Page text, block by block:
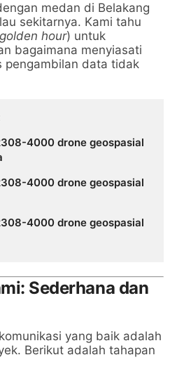
medan di Belakang
sekitarnya. Kami tahu
golden hour) untuk
bagaimana menyiasati
pengambilan data tidak
4000 drone geospasial
4000 drone geospasial
4000 drone geospasial
Sederhana dan
yang baik adalah
Berikut adalah tahapan